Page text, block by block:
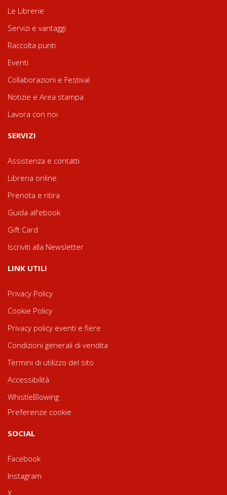
Le Librerie
Servizi e vantaggi
Raccolta punti
Eventi
Collaborazioni e Festival
Notizie e Area stampa
Lavora con noi
SERVIZI
Assistenza e contatti
Libreria online
Prenota e ritira
Guida all'ebook
Gift Card
Iscriviti alla Newsletter
LINK UTILI
Privacy Policy
Cookie Policy
Privacy policy eventi e fiere
Condizioni generali di vendita
Termini di utilizzo del sito
Accessibilità
WhistleBlowing
Preferenze cookie
SOCIAL
Facebook
Instagram